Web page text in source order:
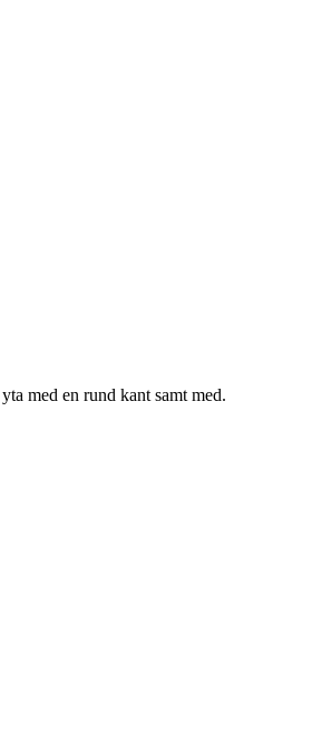
med en rund kant samt med.